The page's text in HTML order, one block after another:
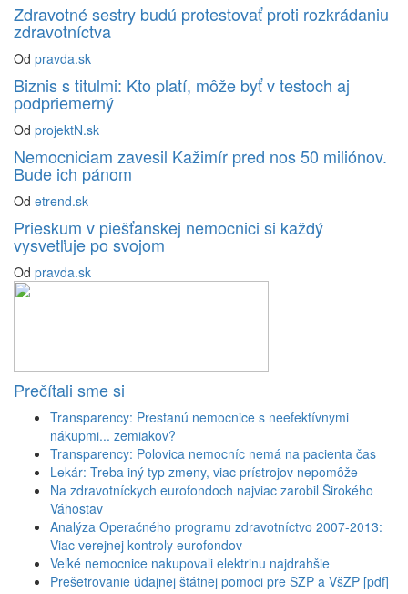
Zdravotné sestry budú protestovať proti rozkrádaniu
zdravotníctva
Od pravda.sk
Biznis s titulmi: Kto platí, môže byť v testoch aj
podpriemerný
Od projektN.sk
Nemocniciam zavesil Kažimír pred nos 50 miliónov.
Bude ich pánom
Od etrend.sk
Prieskum v piešťanskej nemocnici si každý
vysvetľuje po svojom
Od pravda.sk
Prečítali sme si
Transparency: Prestanú nemocnice s neefektívnymi
nákupmi... zemiakov?
Transparency: Polovica nemocníc nemá na pacienta čas
Lekár: Treba iný typ zmeny, viac prístrojov nepomôže
Na zdravotníckych eurofondoch najviac zarobil Širokého
Váhostav
Analýza Operačného programu zdravotníctvo 2007-2013:
Viac verejnej kontroly eurofondov
Veľké nemocnice nakupovali elektrinu najdrahšie
Prešetrovanie údajnej štátnej pomoci pre SZP a VšZP [pdf]